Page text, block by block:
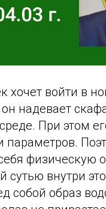
хочет войти в
надевает
При этом
параметров.
физическую
сутью внутри
собой образ